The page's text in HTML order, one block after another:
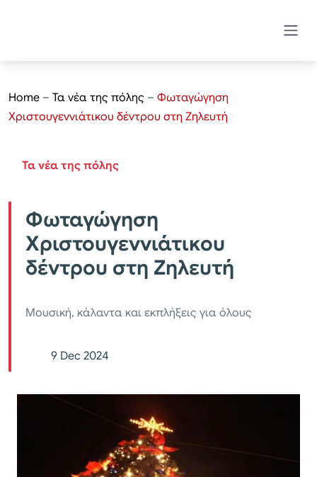
Home – Τα νέα της πόλης – Φωταγώγηση
Χριστουγεννιάτικου δέντρου στη Ζηλευτή
Τα νέα της πόλης
Φωταγώγηση
Χριστουγεννιάτικου
δέντρου στη Ζηλευτή
Μουσική, κάλαντα και εκπλήξεις για όλους
9 Dec 2024